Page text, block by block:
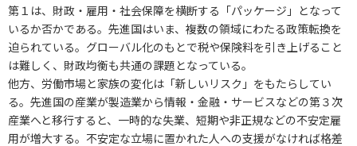
第１は、財政・雇用・社会保障を横断する「パッケージ」となって
いるか否かである。先進国はいま、複数の領域にわたる政策転換を
迫られている。グローバル化のもとで税や保険料を引き上げること
は難しく、財政均衡も共通の課題となっている。
他方、労働市場と家族の変化は「新しいリスク」をもたらしてい
る。先進国の産業が製造業から情報・金融・サービスなどの第３次
産業へと移行すると、一時的な失業、短期や非正規などの不安定雇
用が増大する。不安定な立場に置かれた人への支援がなければ格差